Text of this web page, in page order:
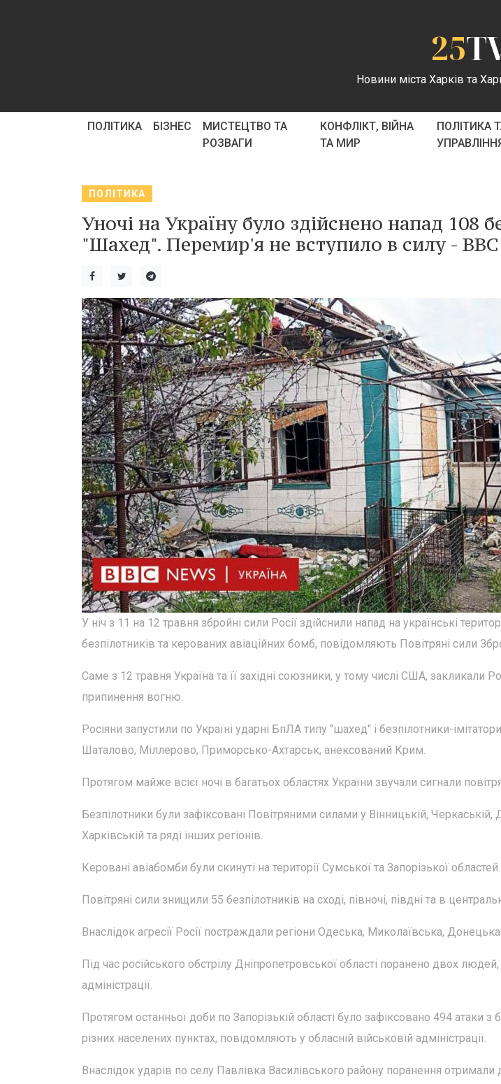
25
Новини міста Харків та
ПОЛІТИКА БІЗНЕС
МИСТЕЦТВО ТА
РОЗВАГИ
КОНФЛІКТ, ВІЙНА
ТА МИР
ПОЛІТИКА
ПОЛІТИКА
Уночі на Україну було здійснено напад 108
"Шахед". Перемир'я не вступило в силу - BBC
У ніч з 11 на 12 травня збройні сили Росії здійснили напад на українські
безпілотників та керованих авіаційних бомб, повідомляють Повітряні сили
Саме з 12 травня Україна та її західні союзники, у тому числі США, закликали
припинення вогню.
Росіяни запустили по Україні ударні БпЛА типу "шахед" і безпілотники-
Шаталово, Міллерово, Приморсько-Ахтарськ, анексований Крим.
Протягом майже всієї ночі в багатьох областях України звучали сигнали
Безпілотники були зафіксовані Повітряними силами у Вінницькій, Черкаській,
Харківській та ряді інших регіонів.
Керовані авіабомби були скинуті на території Сумської та Запорізької областей.
Повітряні сили знищили 55 безпілотників на сході, півночі, півдні та в
Внаслідок агресії Росії постраждали регіони Одеська, Миколаївська,
Під час російського обстрілу Дніпропетровської області поранено двох
адміністрації.
Протягом останньої доби по Запорізькій області було зафіксовано 494 атаки з
різних населених пунктах, повідомляють у обласній військовій адміністрації.
Внаслідок ударів по селу Павлівка Василівського району поранення отримали